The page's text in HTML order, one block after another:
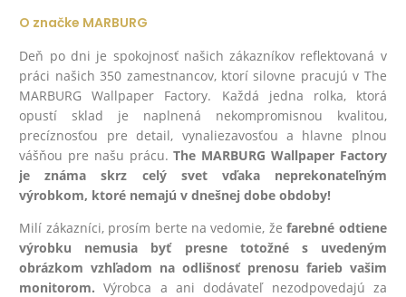
O značke MARBURG
Deň po dni je spokojnosť našich zákazníkov reflektovaná v
práci našich 350 zamestnancov, ktorí silovne pracujú v The
MARBURG Wallpaper Factory. Každá jedna rolka, ktorá
opustí sklad je naplnená nekompromisnou kvalitou,
precíznosťou pre detail, vynaliezavosťou a hlavne plnou
vášňou pre našu prácu.The MARBURG Wallpaper Factory
je známa skrz celý svet vďaka neprekonateľným
výrobkom, ktoré nemajú v dnešnej dobe obdoby!
Milí zákazníci, prosím berte na vedomie, žefarebné odtiene
výrobku nemusia byť presne totožné s uvedeným
obrázkom vzhľadom na odlišnosť prenosu farieb vašim
monitorom.Výrobca a ani dodávateľ nezodpovedajú za